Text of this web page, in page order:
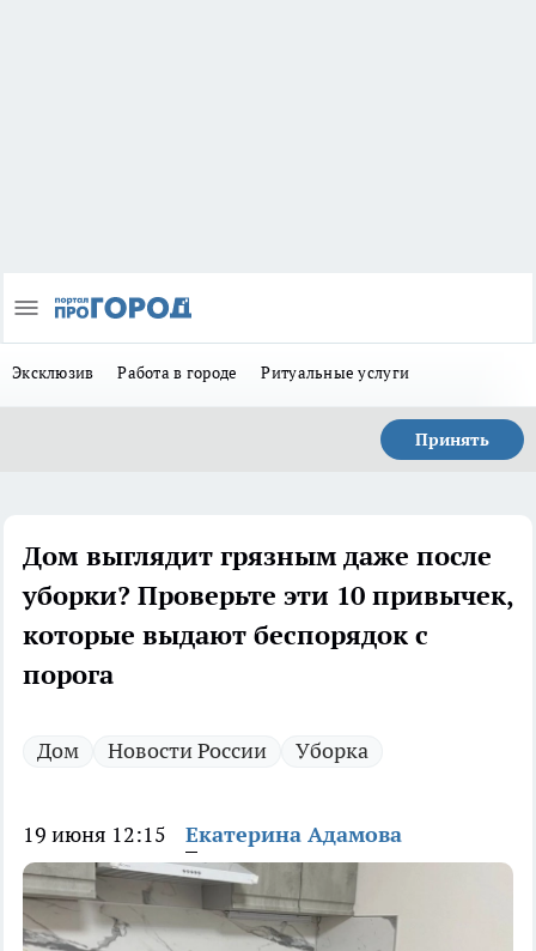
Эксклюзив Работа в городе Ритуальные услуги
Принять
Дом выглядит грязным даже после
уборки? Проверьте эти 10 привычек,
которые выдают беспорядок с
порога
Дом Новости России Уборка
19 июня 12:15 Екатерина Адамова